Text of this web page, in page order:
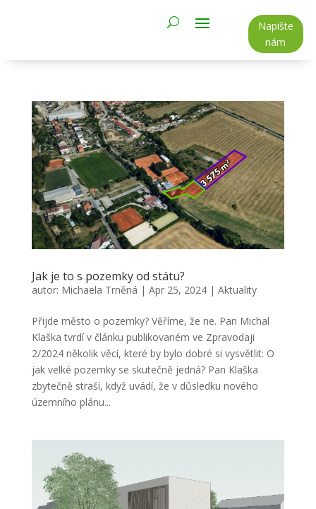
Napište
nám
Jak je to s pozemky od státu?
autor: Michaela Trněná | Apr 25, 2024| Aktuality
Přijde město o pozemky? Věříme, že ne. Pan Michal
Klaška tvrdí v článku publikovaném ve Zpravodaji
2/2024 několik věcí, které by bylo dobré si vysvětlit: O
jak velké pozemky se skutečně jedná? Pan Klaška
zbytečně straší, když uvádí, že v důsledku nového
územního plánu...